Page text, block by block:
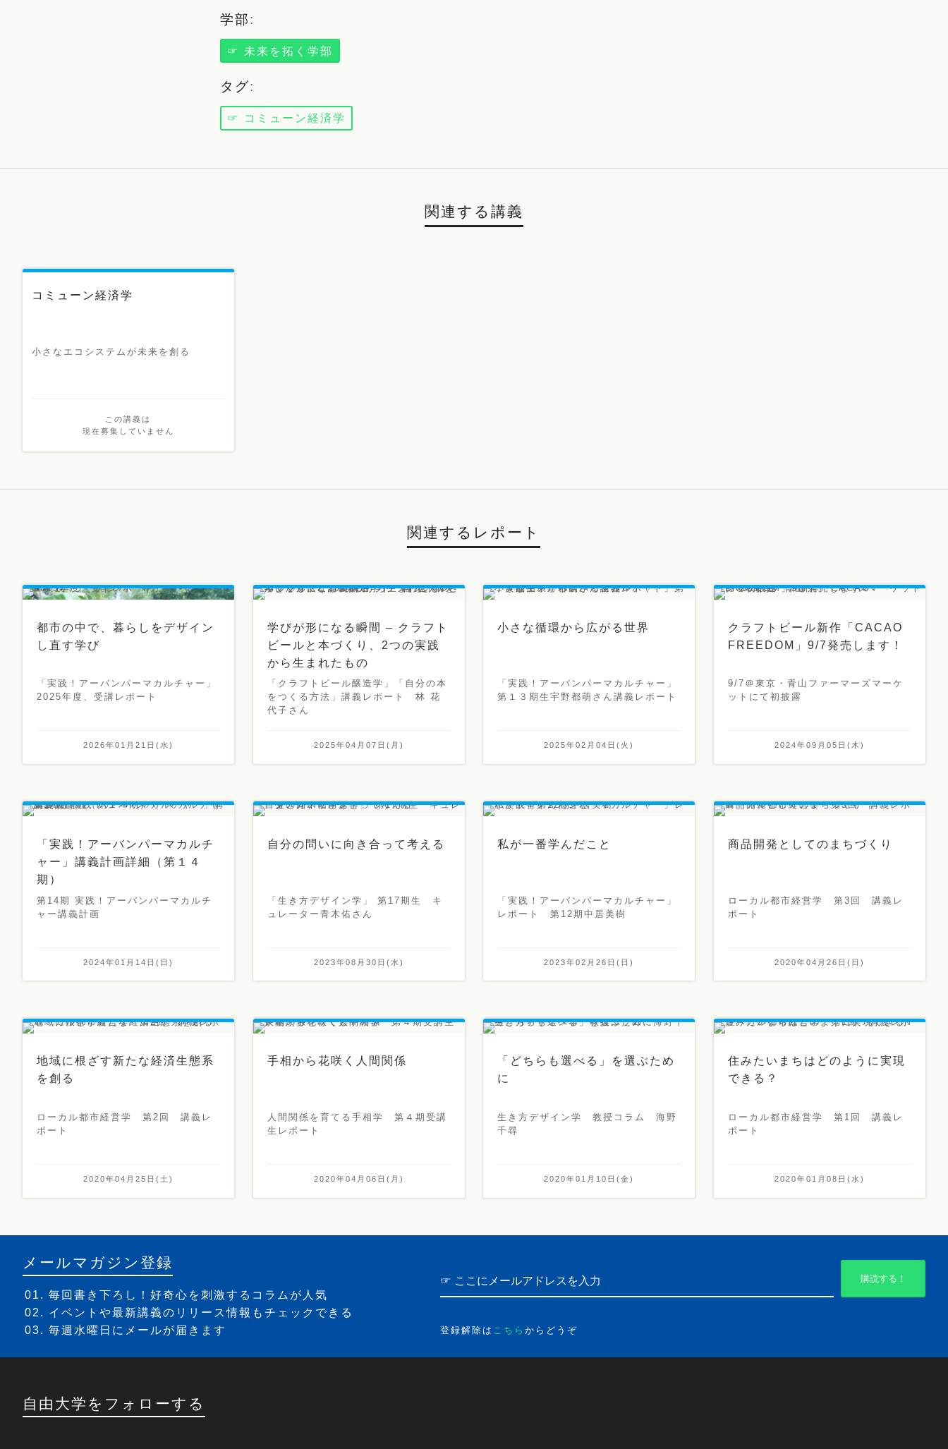
学部:
☞ 未来を拓く学部
タグ:
☞ コミューン経済学
関連する講義
コミューン経済学
小さなエコシステムが未来を創る
この講義は
現在募集していません
関連するレポート
都市の中で、暮らしをデザイン
し直す学び
「実践！アーバンパーマカルチャー」
2025年度、受講レポート
2026年01月21日(水)
学びが形になる瞬間 – クラフト
ビールと本づくり、2つの実践
から生まれたもの
「クラフトビール醸造学」「自分の本
をつくる方法」講義レポート 林 花
代子さん
2025年04月07日(月)
小さな循環から広がる世界
「実践！アーバンパーマカルチャー」
第１３期生宇野都萌さん講義レポート
2025年02月04日(火)
クラフトビール新作「CACAO
FREEDOM」9/7発売します！
9/7＠東京・青山ファーマーズマーケ
ットにて初披露
2024年09月05日(木)
「実践！アーバンパーマカルチ
ャー」講義計画詳細（第１４
期）
第14期 実践！アーバンパーマカルチ
ャー講義計画
2024年01月14日(日)
自分の問いに向き合って考える
「生き方デザイン学」 第17期生 キ
ュレーター青木佑さん
2023年08月30日(水)
私が一番学んだこと
「実践！アーバンパーマカルチャー」
レポート 第12期中居美樹
2023年02月26日(日)
商品開発としてのまちづくり
ローカル都市経営学 第3回 講義レ
ポート
2020年04月26日(日)
地域に根ざす新たな経済生態系
を創る
ローカル都市経営学 第2回 講義レ
ポート
2020年04月25日(土)
手相から花咲く人間関係
人間関係を育てる手相学 第４期受講
生レポート
2020年04月06日(月)
「どちらも選べる」を選ぶため
に
生き方デザイン学 教授コラム 海野
千尋
2020年01月10日(金)
住みたいまちはどのように実現
できる？
ローカル都市経営学 第1回 講義レ
ポート
2020年01月08日(水)
メールマガジン登録
毎回書き下ろし！好奇心を刺激するコラムが人気
イベントや最新講義のリリース情報もチェックできる
毎週水曜日にメールが届きます
購読する！
登録解除は こちら からどうぞ
自由大学をフォローする